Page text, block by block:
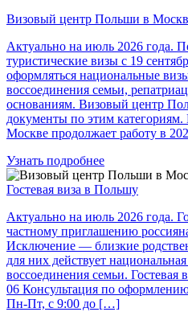
Визовый центр Польши в
Актуально на июль 2026 года.
туристические визы с 19
оформляться национальные
воссоединения семьи,
основаниям. Визовый центр
документы по этим
Москве продолжает работу в
Узнать подробнее
Гостевая виза в Польшу
Актуально на июль 2026 года.
частному приглашению
Исключение — близкие
для них действует
воссоединения семьи.
06 Консультация по
Пн-Пт, с 9:00 до […]